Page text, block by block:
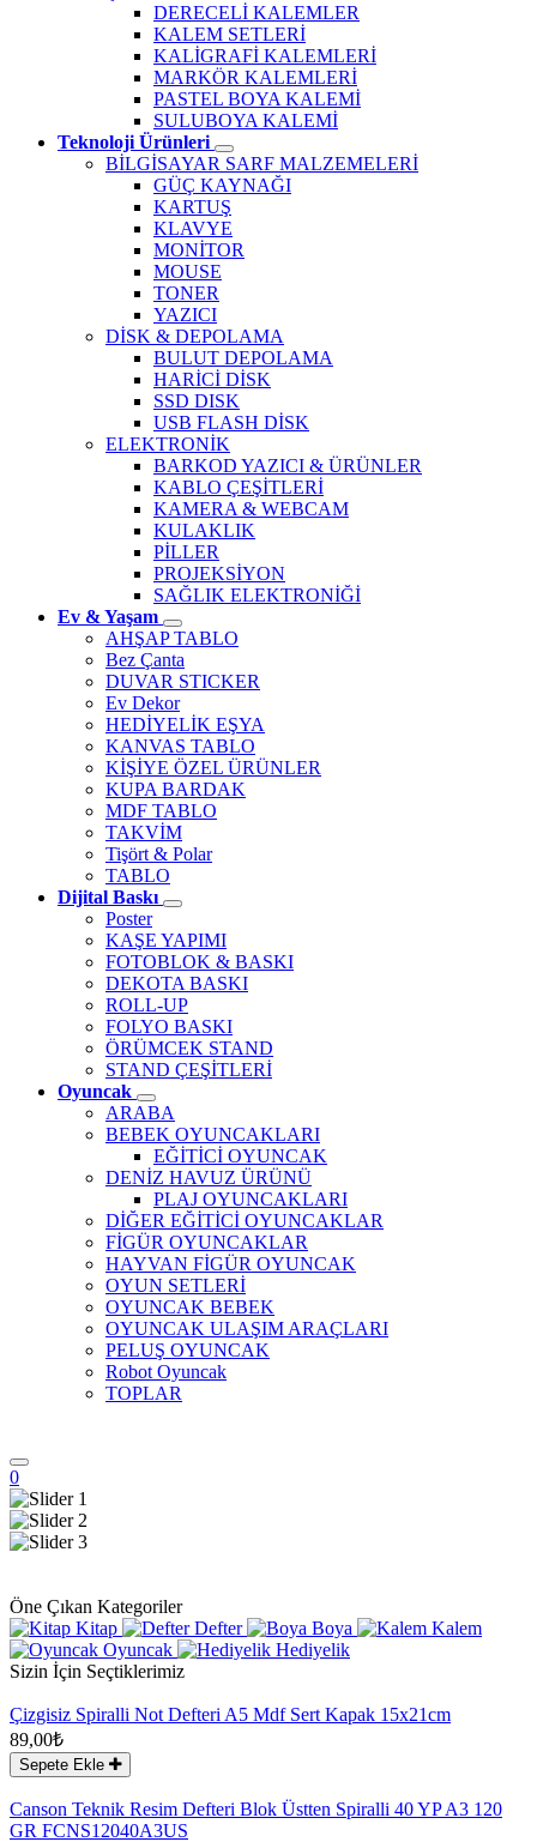
DERECELİ KALEMLER
KALEM SETLERİ
KALİGRAFİ KALEMLERİ
MARKÖR KALEMLERİ
PASTEL BOYA KALEMİ
SULUBOYA KALEMİ
Teknoloji Ürünleri
BİLGİSAYAR SARF MALZEMELERİ
GÜÇ KAYNAĞI
KARTUŞ
KLAVYE
MONİTOR
MOUSE
TONER
YAZICI
DİSK & DEPOLAMA
BULUT DEPOLAMA
HARİCİ DİSK
SSD DISK
USB FLASH DİSK
ELEKTRONİK
BARKOD YAZICI & ÜRÜNLER
KABLO ÇEŞİTLERİ
KAMERA & WEBCAM
KULAKLIK
PİLLER
PROJEKSİYON
SAĞLIK ELEKTRONİĞİ
Ev & Yaşam
AHŞAP TABLO
Bez Çanta
DUVAR STICKER
Ev Dekor
HEDİYELİK EŞYA
KANVAS TABLO
KİŞİYE ÖZEL ÜRÜNLER
KUPA BARDAK
MDF TABLO
TAKVİM
Tişört & Polar
TABLO
Dijital Baskı
Poster
KAŞE YAPIMI
FOTOBLOK & BASKI
DEKOTA BASKI
ROLL-UP
FOLYO BASKI
ÖRÜMCEK STAND
STAND ÇEŞİTLERİ
Oyuncak
ARABA
BEBEK OYUNCAKLARI
EĞİTİCİ OYUNCAK
DENİZ HAVUZ ÜRÜNÜ
PLAJ OYUNCAKLARI
DİĞER EĞİTİCİ OYUNCAKLAR
FİGÜR OYUNCAKLAR
HAYVAN FİGÜR OYUNCAK
OYUN SETLERİ
OYUNCAK BEBEK
OYUNCAK ULAŞIM ARAÇLARI
PELUŞ OYUNCAK
Robot Oyuncak
TOPLAR
0
Öne Çıkan Kategoriler
Kitap
Defter Boya
Kalem
Oyuncak
Hediyelik
Sizin İçin Seçtiklerimiz
Çizgisiz Spiralli Not Defteri A5 Mdf Sert Kapak 15x21cm
89,00₺
Sepete Ekle
Canson Teknik Resim Defteri Blok Üstten Spiralli 40 YP A3 120
GR FCNS12040A3US